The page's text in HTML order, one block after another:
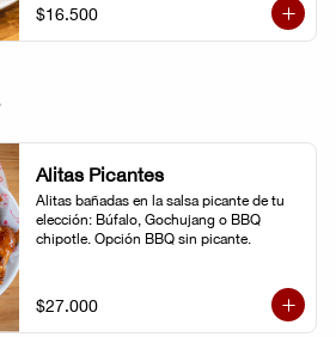
$16.500
Alitas Picantes
Alitas bañadas en la salsa picante de tu
elección: Búfalo, Gochujang o BBQ
chipotle. Opción BBQ sin picante.
$27.000